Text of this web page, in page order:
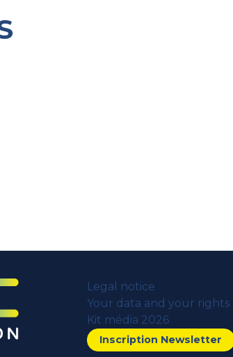
Legal notice
Your data and your rights
Kit média 2026
Inscription Newsletter